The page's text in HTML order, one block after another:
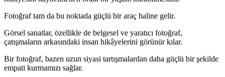
Fotoğraf tam da bu noktada güçlü bir araç haline gelir.
Görsel sanatlar, özellikle de belgesel ve yaratıcı fotoğraf,
çatışmaların arkasındaki insan hikâyelerini görünür kılar.
Bir fotoğraf, bazen uzun siyasi tartışmalardan daha güçlü bir şekilde
empati kurmamızı sağlar.